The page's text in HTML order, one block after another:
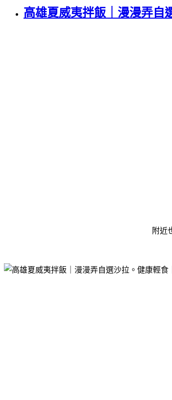
高雄夏威夷拌飯｜漫漫弄自
附近